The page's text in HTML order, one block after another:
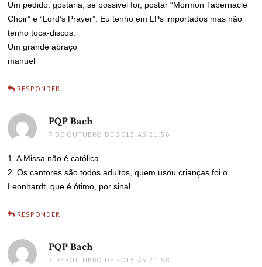
Um pedido: gostaria, se possivel for, postar “Mormon Tabernacle
Choir” e “Lord’s Prayer”. Eu tenho em LPs importados mas não
tenho toca-discos.
Um grande abraço
manuel
RESPONDER
PQP Bachdisse:
7 DE OUTUBRO DE 2015 ÀS 21:56
1. A Missa não é católica.
2. Os cantores são todos adultos, quem usou crianças foi o
Leonhardt, que é ótimo, por sinal.
RESPONDER
PQP Bachdisse:
7 DE OUTUBRO DE 2015 ÀS 21:58